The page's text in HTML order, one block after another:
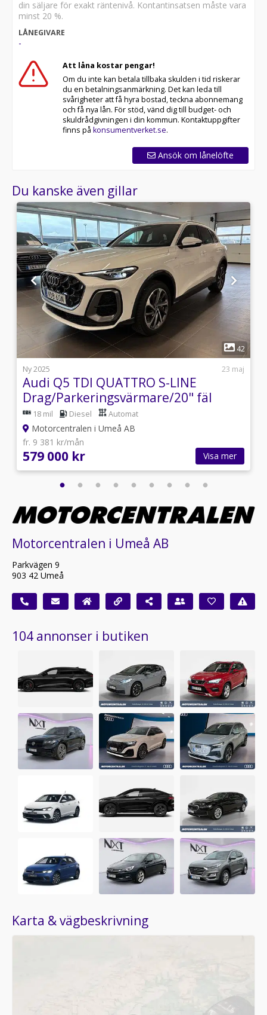
din säljare för exakt räntenivå. Kontantinsatsen måste vara
minst 20 %.
LÅNEGIVARE
-
Att låna kostar pengar!
Om du inte kan betala tillbaka skulden i tid riskerar
du en betalningsanmärkning. Det kan leda till
svårigheter att få hyra bostad, teckna abonnemang
och få nya lån. För stöd, vänd dig till budget- och
skuldrådgivningen i din kommun. Kontaktuppgifter
finns på konsumentverket.se.
Ansök om lånelöfte
Du kanske även gillar
42
Ny 2025
23 maj
Audi Q5 TDI QUATTRO S-LINE
Drag/Parkeringsvärmare/20" fäl
18 mil Diesel Automat
Motorcentralen i Umeå AB
fr. 9 381 kr/mån
579 000 kr Visa mer
Motorcentralen i Umeå AB
Parkvägen 9
903 42 Umeå
104 annonser i butiken
Karta & vägbeskrivning